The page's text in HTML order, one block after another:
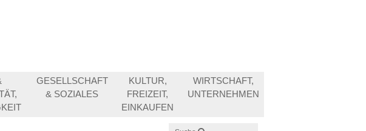
GESELLSCHAFT
& SOZIALES
KULTUR,
FREIZEIT,
EINKAUFEN
WIRTSCHAFT,
UNTERNEHMEN